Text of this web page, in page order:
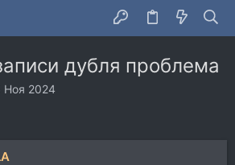
дубля проблема
Ноя 2024